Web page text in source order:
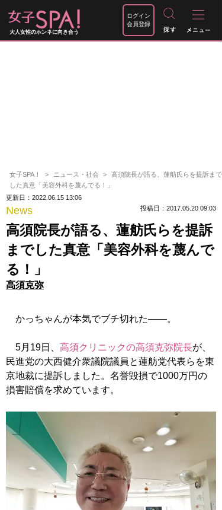
大人女性のホンネに向き合う
ログイン
会員登録
女子SPA！ ニュース・社会
高須院長が語る、蓮舫氏らを提訴まで
した真意「美容外科を蔑んでる！」
更新日：2022.06.15 13:06
News 投稿日：2017.05.20 09:03
高須院長が語る、蓮舫氏らを提訴
までした真意「美容外科を蔑んで
る！」
高須克弥
かっちゃんが本気でブチ切れた――。
5月19日、 高須クリニックの高須克弥院長が、
民進党の大西健介衆議院議員と蓮舫党代表らを東
京地裁に提訴しました。名誉毀損で1000万円の
損害賠償を求めています。